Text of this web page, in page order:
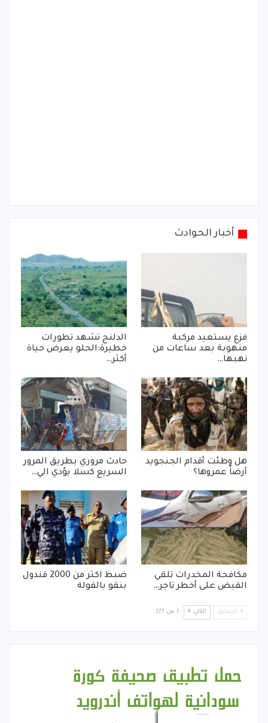
أخبار الحوادث
فزع يستعيد مركبة
منهوبة بعد ساعات من
نهبها…
الدلنج تشهد تطورات
خطيرة:الحلو يعرض حياة
أكثر…
هل وطئت أقدام الجنجويد
أرضاً عمروها؟
حادث مروري بطريق المرور
السريع كسلا يؤدي الي…
مكافحة المخدرات تلقي
القبض على أخطر تاجر…
ضبط اكثر من 2000 قندول
بنقو بالفولة
السابق التالي 1 من 377